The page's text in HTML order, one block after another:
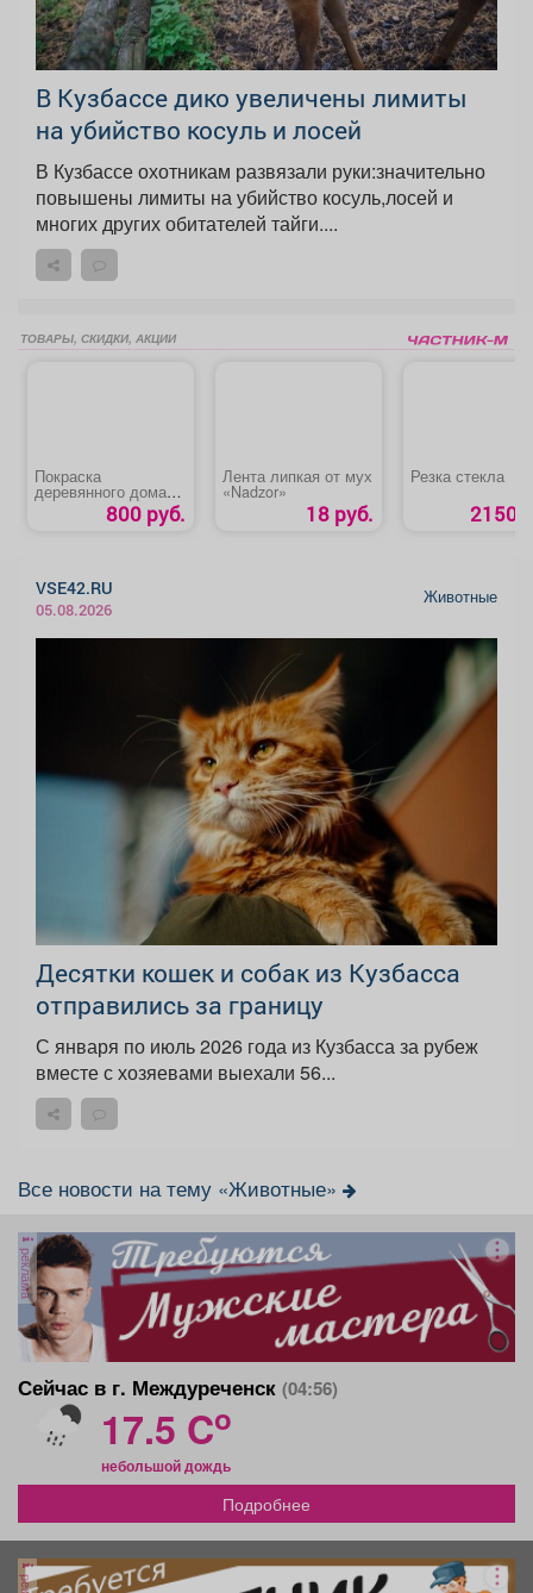
В Кузбассе дико увеличены лимиты
на убийство косуль и лосей
В Кузбассе охотникам развязали руки:значительно
повышены лимиты на убийство косуль,лосей и
многих других обитателей тайги....
ТОВАРЫ, СКИДКИ, АКЦИИ
Покраска
деревянного дома
или бани снаружи
800 руб.
Лента липкая от мух
«Nadzor»
18 руб.
Резка стекла
2150
VSE42.RU
05.08.2026
Животные
Десятки кошек и собак из Кузбасса
отправились за границу
С января по июль 2026 года из Кузбасса за рубеж
вместе с хозяевами выехали 56...
Все новости на тему «Животные»
реклама
Сейчас в г. Междуреченск (04:56)
17.5 Co
небольшой дождь
Подробнее